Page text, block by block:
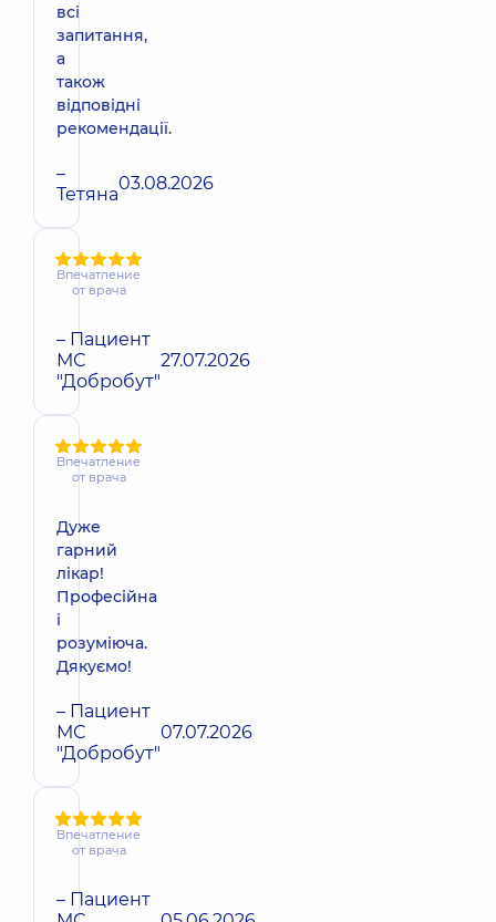
всі
запитання,
а
також
відповідні
рекомендації.
–
Тетяна03.08.2026
Впечатление
от врача
– Пациент
МС
"Добробут"
27.07.2026
Впечатление
от врача
Дуже
гарний
лікар!
Професійна
і
розуміюча.
Дякуємо!
– Пациент
МС
"Добробут"
07.07.2026
Впечатление
от врача
– Пациент